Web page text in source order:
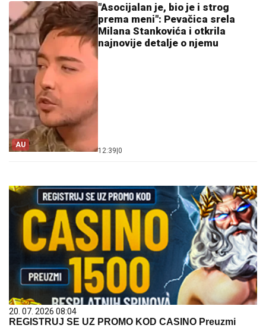
AU
"Asocijalan je, bio je i strog
prema meni": Pevačica srela
Milana Stankovića i otkrila
najnovije detalje o njemu
12:39|0
20. 07. 2026 08:04
REGISTRUJ SE UZ PROMO KOD CASINO Preuzmi